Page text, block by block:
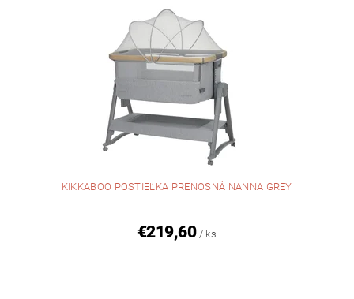
KIKKABOO POSTIEĽKA PRENOSNÁ NANNA GREY
€219,60 / ks